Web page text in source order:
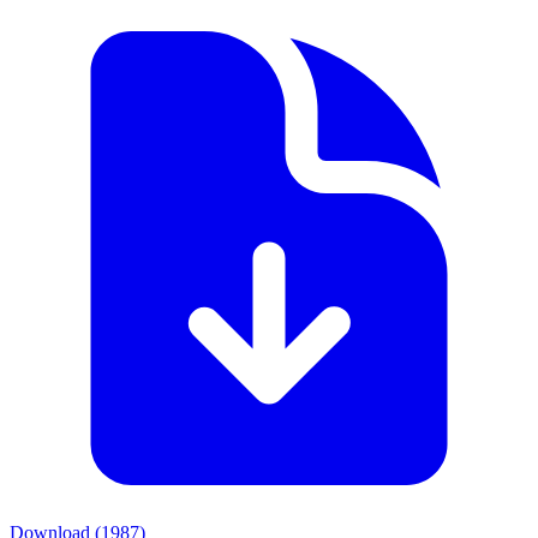
Download (1987)